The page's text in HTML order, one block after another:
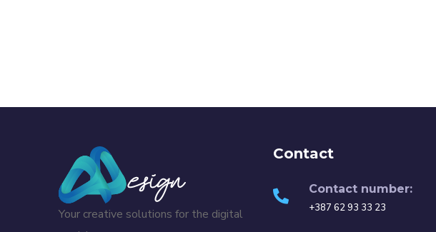
Your creative solutions for the digital
Contact
Contact number:
+387 62 93 33 23